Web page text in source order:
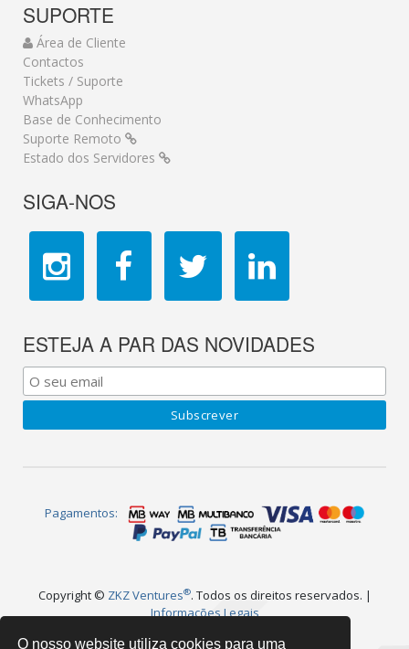
O nosso website utiliza cookies para uma
SUPORTE
Área de Cliente
Contactos
Tickets / Suporte
WhatsApp
Base de Conhecimento
Suporte Remoto
Estado dos Servidores
SIGA-NOS
ESTEJA A PAR DAS NOVIDADES
Pagamentos:
Copyright © ZKZ Ventures®. Todos os direitos reservados. |
Informações Legais
WebPlug
é uma marca registada e faz parte da